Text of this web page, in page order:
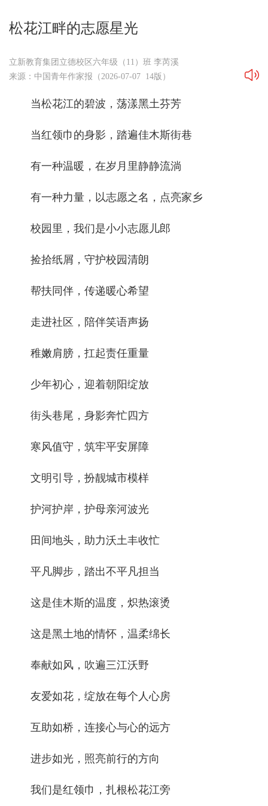
松花江畔的志愿星光
立新教育集团立德校区六年级（11）班 李芮溪
来源：中国青年作家报（2026-07-07 14版）
当松花江的碧波，荡漾黑土芬芳
当红领巾的身影，踏遍佳木斯街巷
有一种温暖，在岁月里静静流淌
有一种力量，以志愿之名，点亮家乡
校园里，我们是小小志愿儿郎
捡拾纸屑，守护校园清朗
帮扶同伴，传递暖心希望
走进社区，陪伴笑语声扬
稚嫩肩膀，扛起责任重量
少年初心，迎着朝阳绽放
街头巷尾，身影奔忙四方
寒风值守，筑牢平安屏障
文明引导，扮靓城市模样
护河护岸，护母亲河波光
田间地头，助力沃土丰收忙
平凡脚步，踏出不平凡担当
这是佳木斯的温度，炽热滚烫
这是黑土地的情怀，温柔绵长
奉献如风，吹遍三江沃野
友爱如花，绽放在每个人心房
互助如桥，连接心与心的远方
进步如光，照亮前行的方向
我们是红领巾，扎根松花江旁